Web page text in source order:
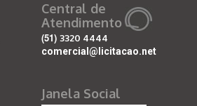
Central de
Atendimento
(51) 3320 4444
comercial@licitacao.net
Janela Social